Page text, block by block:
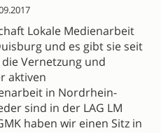
Lokale Medienarbeit
und es gibt sie seit
Vernetzung und
aktiven
in Nordrhein-
sind in der LAG LM
haben wir einen Sitz in